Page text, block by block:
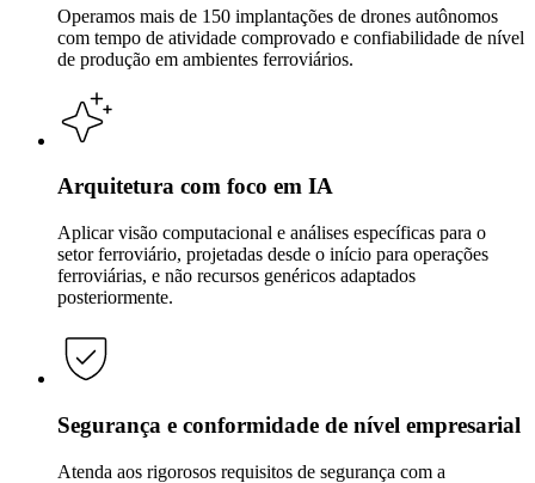
Operamos mais de 150 implantações de drones autônomos
com tempo de atividade comprovado e confiabilidade de nível
de produção em ambientes ferroviários.
Arquitetura com foco em IA
Aplicar visão computacional e análises específicas para o
setor ferroviário, projetadas desde o início para operações
ferroviárias, e não recursos genéricos adaptados
posteriormente.
Segurança e conformidade de nível empresarial
Atenda aos rigorosos requisitos de segurança com a